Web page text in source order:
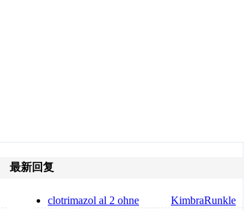
最新回复
KimbraRunkle
clotrimazol al 2 ohne